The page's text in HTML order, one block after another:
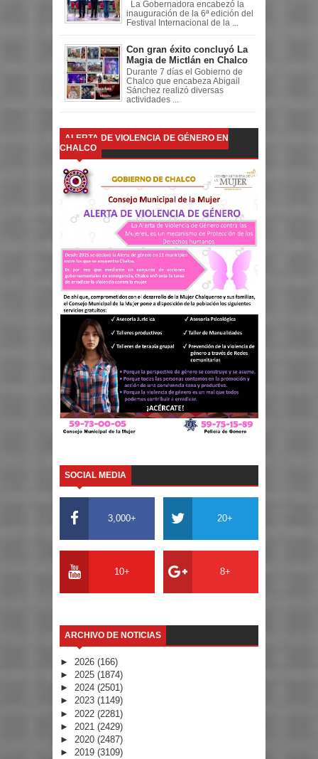
La Gobernadora encabezó la
inauguración de la 6ª edición del
Festival Internacional de la ...
Con gran éxito concluyó La
Magia de Mictlán en Chalco
Durante 7 días el Gobierno de
Chalco que encabeza Abigail
Sánchez realizó diversas
actividades ...
ALERTA DE VIOLENCIA DE GÉNERO EN
CHALCO
SOCIAL MEDIA
3,000+ 20+
10+ 8+
ARCHIVO DE NOTICIAS
► 2026 (166)
► 2025 (1874)
► 2024 (2501)
► 2023 (1149)
► 2022 (2281)
► 2021 (2429)
► 2020 (2487)
► 2019 (3109)